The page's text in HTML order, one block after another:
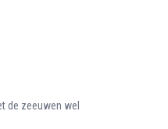
de zeeuwen wel